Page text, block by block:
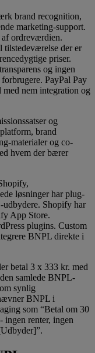
brand recognition,
marketing-support.
ordreværdien.
der er
priser.
og ingen
PayPal Pay
nem integration og
og
brand
materialer og co-
hvem der bærer
løsninger har plug-
udbydere. Shopify har
App Store.
plugins. Custom
BNPL direkte i
betal 3 x 333 kr. med
samlede BNPL-
synlig
BNPL i
som “Betal om 30
ingen renter, ingen